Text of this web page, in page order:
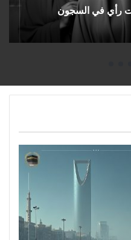
رأي في السجون